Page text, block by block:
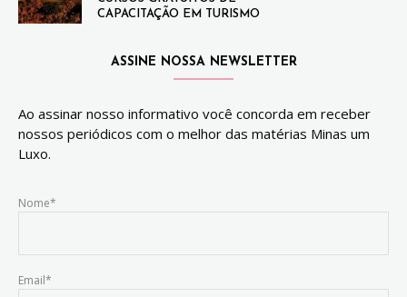
CAPACITAÇÃO EM TURISMO
ASSINE NOSSA NEWSLETTER
Ao assinar nosso informativo você concorda em receber
nossos periódicos com o melhor das matérias Minas um
Luxo.
Nome*
Email*